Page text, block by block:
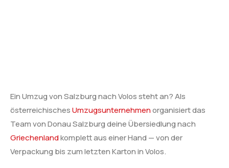
Ein Umzug von Salzburg nach Volos steht an? Als
österreichischesUmzugsunternehmenorganisiert das
Team von Donau Salzburg deine Übersiedlung nach
Griechenlandkomplett aus einer Hand — von der
Verpackung bis zum letzten Karton in Volos.